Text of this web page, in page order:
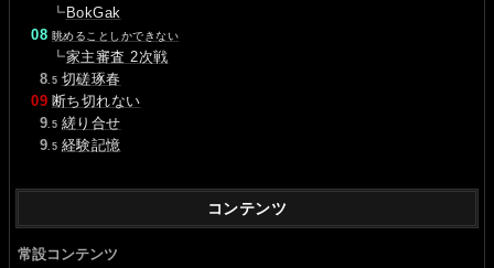
┗ BokGak
08 眺めることしかできない
┗家主審査 2次戦
8 .5 切磋琢春
09 断ち切れない
9 .5 縒り合せ
9 .5 経験記憶
コンテンツ
常設コンテンツ